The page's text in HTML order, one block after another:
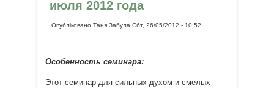
июля 2012 года
ОпублікованоТаня Забула Сбт, 26/05/2012 - 10:52
Особенность семинара:
Этот семинар для сильных духом и смелых